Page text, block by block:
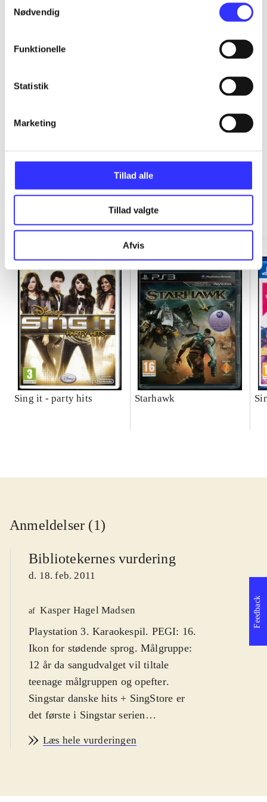
Nødvendig
Funktionelle
Statistik
Marketing
Tillad alle
Tillad valgte
Afvis
...
Sing it - party hits Starhawk
Anmeldelser (1)
Bibliotekernes vurdering
d. 18. feb. 2011
af Kasper Hagel Madsen
Playstation 3. Karaokespil. PEGI: 16.
Ikon for stødende sprog. Målgruppe:
12 år da sangudvalget vil tiltale
teenage målgruppen og opefter.
Singstar danske hits + SingStore er
det første i Singstar serien
med på primært ny-klassikere af
hits af fx Cut n' Move og Poul Krebs
Læs hele vurderingen
Feedback